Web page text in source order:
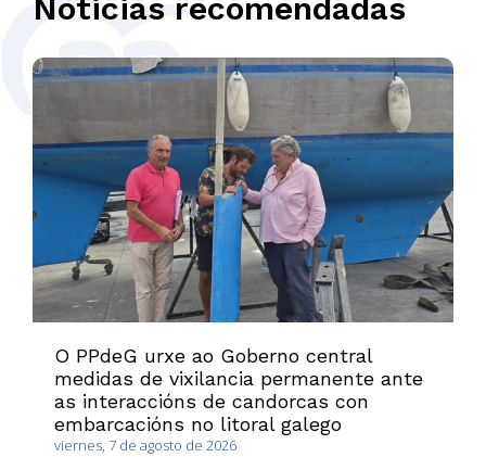
Noticias recomendadas
O PPdeG urxe ao Goberno central
medidas de vixilancia permanente ante
as interaccións de candorcas con
embarcacións no litoral galego
viernes, 7 de agosto de 2026